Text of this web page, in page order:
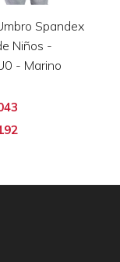
Spandex
Niños -
- Marino